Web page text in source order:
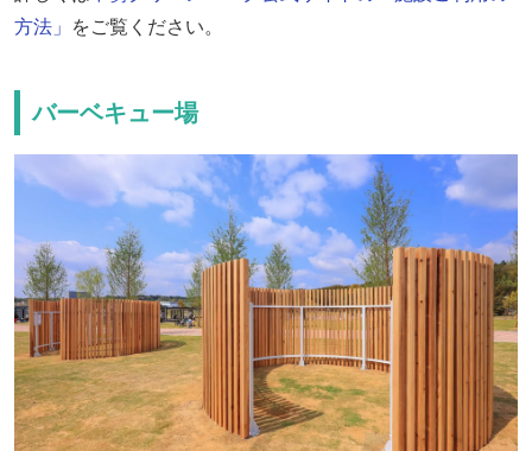
方法」 をご覧ください。
バーベキュー場